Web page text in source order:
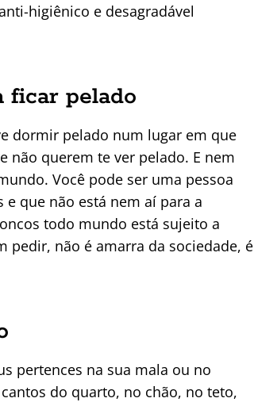
higiênico e desagradável
ficar pelado
dormir pelado num lugar em que
não querem te ver pelado. E nem
Você pode ser uma pessoa
e que não está nem aí para a
todo mundo está sujeito a
pedir, não é amarra da sociedade, é
pertences na sua mala ou no
do quarto, no chão, no teto,